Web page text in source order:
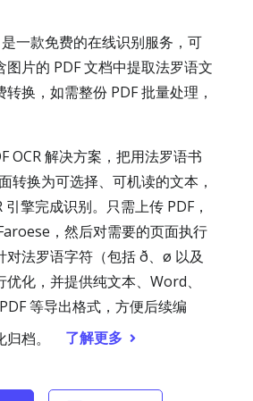
一款免费的在线识别服务，可
图片的 PDF 文档中提取法罗语文
换，如需整份 PDF 批量处理，
OCR 解决方案，把用法罗语书
转换为可选择、可机读的文本，
引擎完成识别。只需上传 PDF，
，然后对需要的页面执行
对法罗语字符（包括 ð、ø 以及
化，并提供纯文本、Word、
等导出格式，方便后续编
档。
了解更多